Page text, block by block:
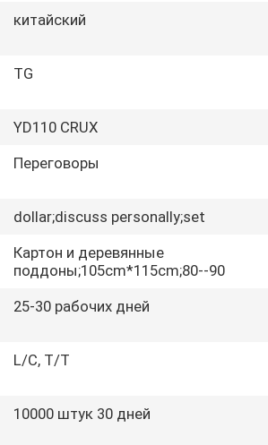
китайский
TG
YD110 CRUX
Переговоры
dollar;discuss personally;set
Картон и деревянные
поддоны;105cm*115cm;80--90
25-30 рабочих дней
L/C, T/T
10000 штук 30 дней